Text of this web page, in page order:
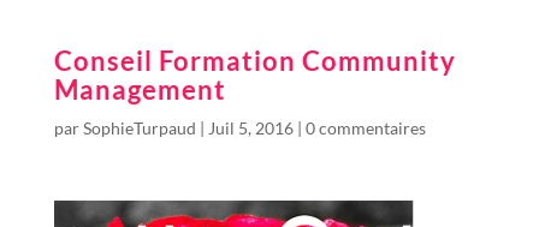
Conseil Formation Community
Management
parSophieTurpaud | Juil 5, 2016| 0 commentaires